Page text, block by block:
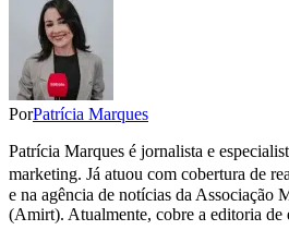
PorPatrícia Marques
Patrícia Marques é jornalista e
marketing. Já atuou com cobertura de
e na agência de notícias da Associação
(Amirt). Atualmente, cobre a editoria de